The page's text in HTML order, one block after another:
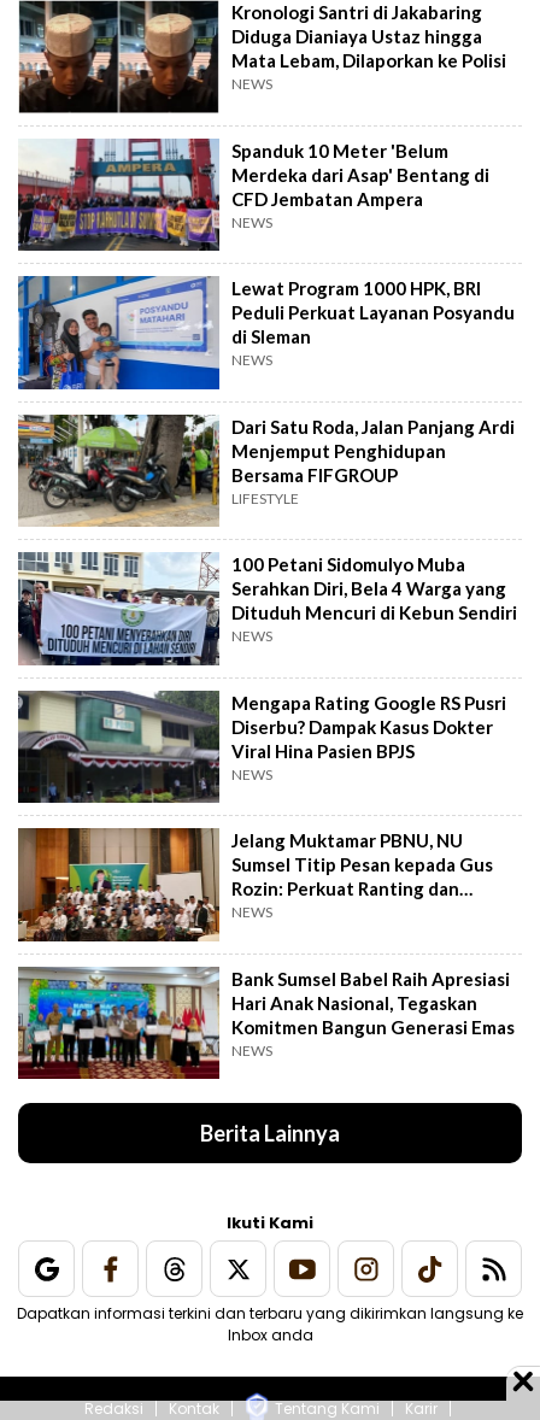
Kronologi Santri di Jakabaring
Diduga Dianiaya Ustaz hingga
Mata Lebam, Dilaporkan ke Polisi
NEWS
Spanduk 10 Meter 'Belum
Merdeka dari Asap' Bentang di
CFD Jembatan Ampera
NEWS
Lewat Program 1000 HPK, BRI
Peduli Perkuat Layanan Posyandu
di Sleman
NEWS
Dari Satu Roda, Jalan Panjang Ardi
Menjemput Penghidupan
Bersama FIFGROUP
LIFESTYLE
100 Petani Sidomulyo Muba
Serahkan Diri, Bela 4 Warga yang
Dituduh Mencuri di Kebun Sendiri
NEWS
Mengapa Rating Google RS Pusri
Diserbu? Dampak Kasus Dokter
Viral Hina Pasien BPJS
NEWS
Jelang Muktamar PBNU, NU
Sumsel Titip Pesan kepada Gus
Rozin: Perkuat Ranting dan
Pesantren
NEWS
Bank Sumsel Babel Raih Apresiasi
Hari Anak Nasional, Tegaskan
Komitmen Bangun Generasi Emas
NEWS
Berita Lainnya
Ikuti Kami
Dapatkan informasi terkini dan terbaru yang dikirimkan langsung ke
Inbox anda
Redaksi Kontak Tentang Kami Karir